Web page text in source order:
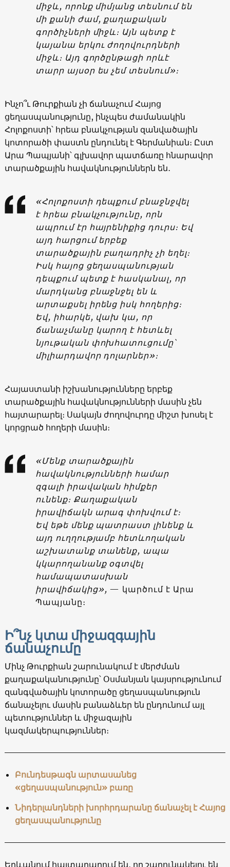
միջև, որոնք միմյանց տեսնում են
մի քանի ժամ, քաղաքական
գործիչների միջև։ Այն պետք է
կայանա երկու ժողովուրդների
միջև։ Այդ գործընթացի որևէ
տարր այսօր ես չեմ տեսնում»։
Ինչո՞ւ Թուրքիան չի ճանաչում Հայոց
ցեղասպանությունը, ինչպես ժամանակին
Հոլոքոստի՝ հրեա բնակչության զանվածային
կոտորածի փաստն ընդունել է Գերմանիան։ Ըստ
Արա Պապյանի՝ գլխավոր պատճառը հնարավոր
տարածքային հավակնություններն են․
«Հոլոքոստի դեպքում բնաջնջվել
է հրեա բնակչությունը, որն
ապրում էր հայրենիքից դուրս։ Եվ
այդ հարցում երբեք
տարածքային բաղադրիչ չի եղել։
Իսկ հայոց ցեղասպանության
դեպքում պետք է հասկանալ, որ
մարդկանց բնաջնջել են և
արտաքսել իրենց իսկ հողերից։
Եվ, իհարկե, վախ կա, որ
ճանաչմանը կարող է հետևել
նյութական փոխհատուցումը՝
միլիարդավոր դոլարներ»։
Հայաստանի իշխանությունները երբեք
տարածքային հավակնությունների մասին չեն
հայտարարել։ Սակայն ժողովուրդը միշտ խոսել է
կորցրած հողերի մասին։
«Մենք տարածքային
հավակնությունների համար
զգալի իրավական հիմքեր
ունենք։ Քաղաքական
իրավիճակն արագ փոխվում է։
Եվ եթե մենք պատրաստ լինենք և
այդ ուղղությամբ հետևողական
աշխատանք տանենք, ապա
կկարողանանք օգտվել
համապատասխան
իրավիճակից», — կարծում է Արա
Պապյանը։
Ի՞նչ կտա միջազգային
ճանաչումը
Մինչ Թուրքիան շարունակում է մերժման
քաղաքականությունը՝ Օսմանյան կայսրությունում
զանգվածային կոտորածը ցեղասպանություն
ճանաչելու մասին բանաձևեր են ընդունում այլ
պետություններ և միջազային
կազմակերպություններ։
Բունդեսթագն արտասանեց
«ցեղասպանություն» բառը
Նիդերլանդների խորհրդարանը ճանաչել է Հայոց
ցեղասպանությունը
Երևանում հայտարարում են, որ շարունակելու են